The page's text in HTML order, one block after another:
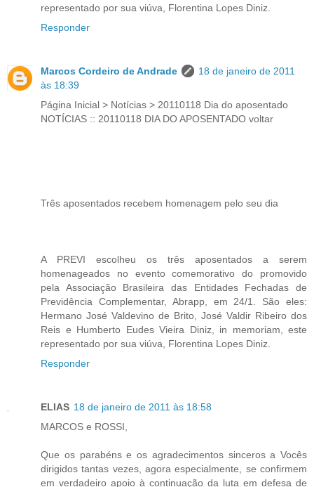
representado por sua viúva, Florentina Lopes Diniz.
Responder
Marcos Cordeiro de Andrade
18 de janeiro de 2011
às 18:39
Página Inicial > Notícias > 20110118 Dia do aposentado
NOTÍCIAS :: 20110118 DIA DO APOSENTADO voltar
Três aposentados recebem homenagem pelo seu dia
A PREVI escolheu os três aposentados a serem
homenageados no evento comemorativo do promovido
pela Associação Brasileira das Entidades Fechadas de
Previdência Complementar, Abrapp, em 24/1. São eles:
Hermano José Valdevino de Brito, José Valdir Ribeiro dos
Reis e Humberto Eudes Vieira Diniz, in memoriam, este
representado por sua viúva, Florentina Lopes Diniz.
Responder
ELIAS 18 de janeiro de 2011 às 18:58
MARCOS e ROSSI,
Que os parabéns e os agradecimentos sinceros a Vocês
dirigidos tantas vezes, agora especialmente, se confirmem
em verdadeiro apoio à continuação da luta em defesa de